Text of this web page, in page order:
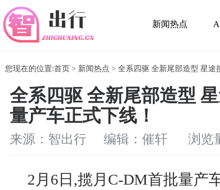
新闻热点
您现在的位置:首页 > 新闻热点 > 全系四驱 全新尾部造型 星
全系四驱 全新尾部造型
量产车正式下线！
来源：智出行 编辑：催轩 浏览
2月6日,揽月C-DM首批量产